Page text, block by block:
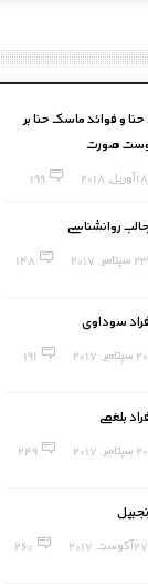
و فوائد ماسک حنا بر
صورت
18 آوریل, 2018 199
روانشناسی
23 سپتامبر, 2017 148
سوداوی
20 سپتامبر, 2017 191
بلغمی
20 سپتامبر, 2017 249
27 آگوست, 2017 260